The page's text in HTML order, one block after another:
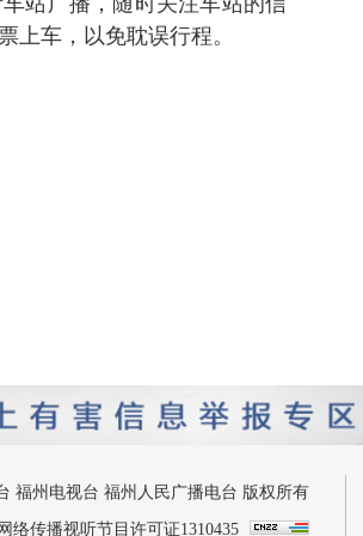
站广播，随时关注车站的信
上车，以免耽误行程。
福州电视台 福州人民广播电台 版权所有
络传播视听节目许可证1310435